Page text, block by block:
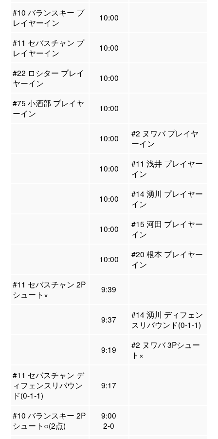
#10 バランスキー プ
レイヤーイン
10:00
#11 セバスチャン プ
レイヤーイン
10:00
#22 ロシター プレイ
ヤーイン
10:00
#75 小酒部 プレイヤ
ーイン
10:00
10:00
#2 ヌワバ プレイヤ
ーイン
10:00
#11 浅井 プレイヤー
イン
10:00
#14 湧川 プレイヤー
イン
10:00
#15 河田 プレイヤー
イン
10:00
#20 根本 プレイヤー
イン
#11 セバスチャン 2P
シュート×
9:39
9:37
#14 湧川 ディフェン
スリバウンド(0-1-1)
9:19
#2 ヌワバ 3Pシュー
ト×
#11 セバスチャン デ
ィフェンスリバウン
ド(0-1-1)
9:17
#10 バランスキー 2P
シュート○(2点)
9:00
2-0